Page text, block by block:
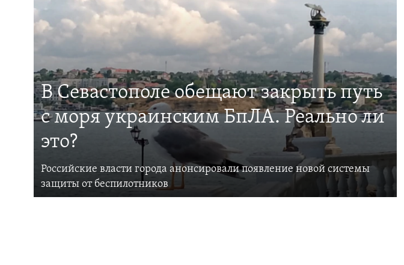
В Севастополе обещают закрыть путь
с моря украинским БпЛА. Реально ли
это?
Российские власти города анонсировали появление новой системы
защиты от беспилотников